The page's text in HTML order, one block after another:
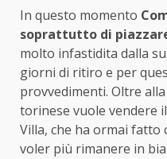
In questo momento
soprattutto di
molto infastidita dalla
giorni di ritiro e per
provvedimenti. Oltre
torinese vuole vendere
Villa, che ha ormai fatto
voler più rimanere in